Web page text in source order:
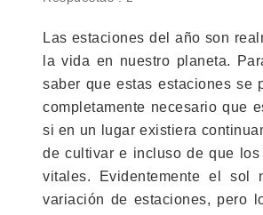
Las estaciones del año son
la vida en nuestro planeta.
saber que estas estaciones se
completamente necesario que
si en un lugar existiera
de cultivar e incluso de que
vitales. Evidentemente el
variación de estaciones, pero